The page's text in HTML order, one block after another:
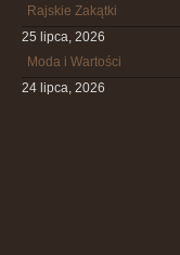
Rajskie Zakątki
25 lipca, 2026
Moda i Wartości
24 lipca, 2026